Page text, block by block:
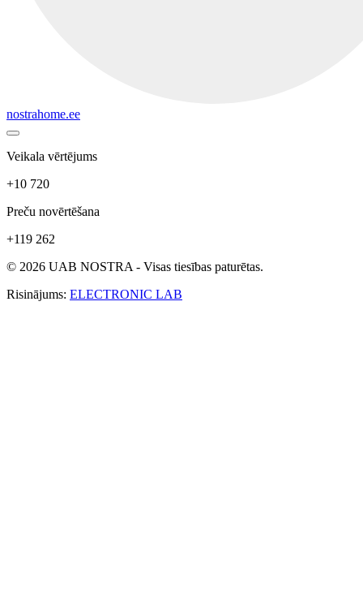
nostrahome.ee
Veikala vērtējums
+10 720
Preču novērtēšana
+119 262
© 2026 UAB NOSTRA - Visas tiesības paturētas.
Risinājums: ELECTRONIC LAB